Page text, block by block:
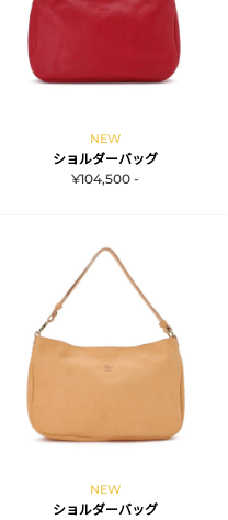
NEW
ショルダーバッグ
¥104,500 -
NEW
ショルダーバッグ